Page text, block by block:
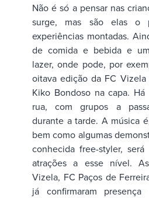
Não é só a pensar nas
surge, mas são elas o
experiências montadas.
de comida e bebida e
lazer, onde pode, por
oitava edição da FC
Kiko Bondoso na capa.
rua, com grupos a
durante a tarde. A música
bem como algumas
conhecida free-styler,
atrações a esse nível.
Vizela, FC Paços de
já confirmaram